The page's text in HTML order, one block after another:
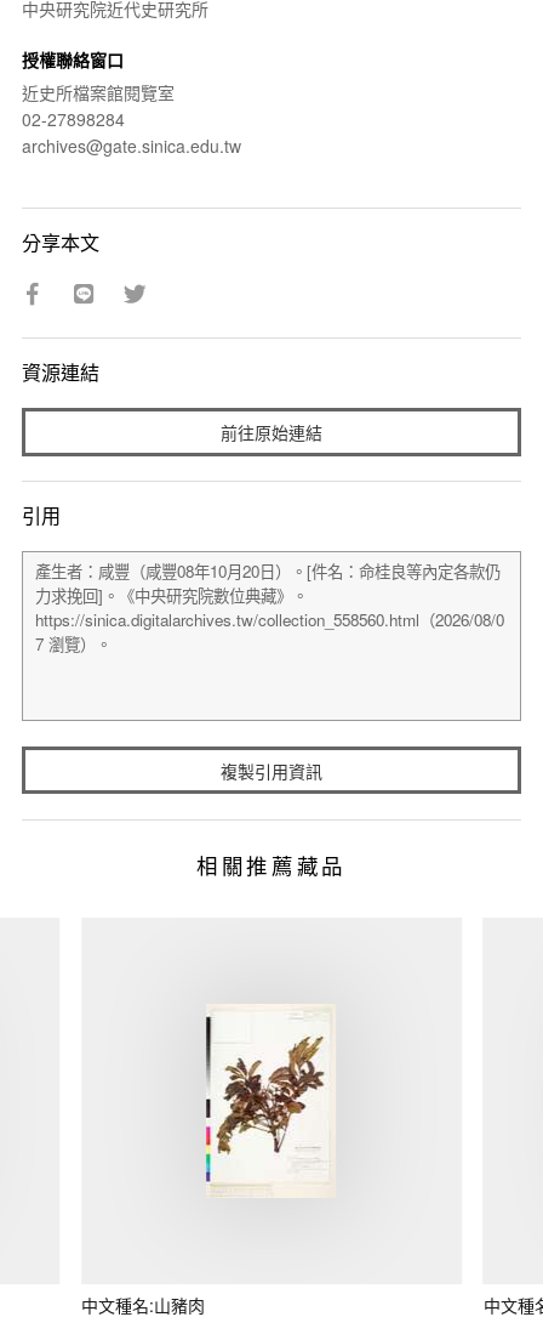
中央研究院近代史研究所
授權聯絡窗口
近史所檔案館閱覽室
02-27898284
archives@gate.sinica.edu.tw
分享本文
資源連結
前往原始連結
引用
複製引用資訊
相關推薦藏品
中文種名:山豬肉 中文種